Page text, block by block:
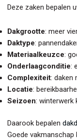
Deze zaken bepalen
Dakgrootte: meer
Daktype:
Materiaalkeuzce:
Onderlaagconditie:
Complexiteit: daken
Locatie:
Seizoen:
Daarook bepalen
Goede vakmanschap